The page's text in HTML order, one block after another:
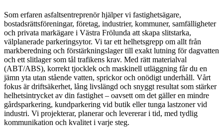
Som erfaren asfaltsentreprenör hjälper vi fastighetsägare,
bostadsrättsföreningar, företag, industrier, kommuner, samfälligheter
och privata markägare i Västra Frölunda att skapa slitstarka,
välplanerade parkeringsytor. Vi tar ett helhetsgrepp om allt från
markberedning och förstärkningslager till exakt lutning för dagvatten
och ett slitlager som tål trafikens krav. Med rätt materialval
(ABT/ABS), korrekt tjocklek och maskinell utläggning får du en
jämn yta utan stående vatten, sprickor och onödigt underhåll. Vårt
fokus är driftsäkerhet, lång livslängd och snyggt resultat som stärker
helhetsintrycket av din fastighet – oavsett om det gäller en mindre
gårdsparkering, kundparkering vid butik eller tunga lastzoner vid
industri. Vi projekterar, planerar och levererar i tid, med tydlig
kommunikation och kvalitet i varje steg.